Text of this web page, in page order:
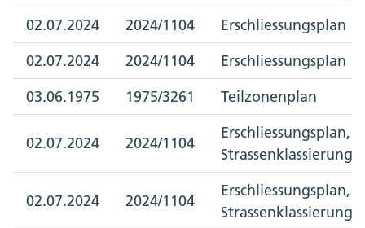
02.07.2024
2024/1104
Erschliessungsplan
02.07.2024
2024/1104
Erschliessungsplan
03.06.1975
1975/3261 Teilzonenplan
02.07.2024 2024/1104
Erschliessungsplan,
02.07.2024 2024/1104
Erschliessungsplan,